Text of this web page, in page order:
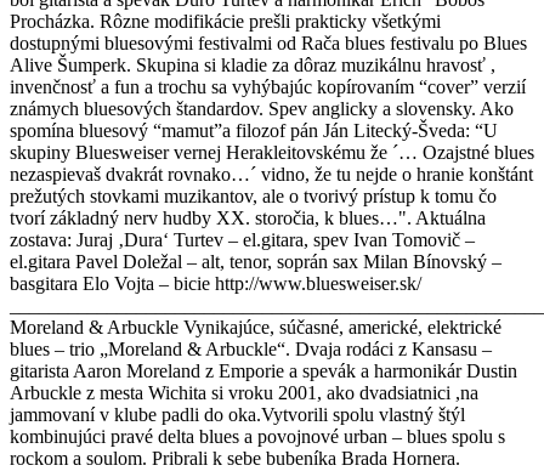
Procházka. Rôzne modifikácie prešli prakticky všetkými
dostupnými bluesovými festivalmi od Rača blues festivalu po Blues
Alive Šumperk. Skupina si kladie za dôraz muzikálnu hravosť ,
invenčnosť a fun a trochu sa vyhýbajúc kopírovaním “cover” verzií
známych bluesových štandardov. Spev anglicky a slovensky. Ako
spomína bluesový “mamut”a filozof pán Ján Litecký-Šveda: “U
skupiny Bluesweiser vernej Herakleitovskému že ´… Ozajstné blues
nezaspievaš dvakrát rovnako…´ vidno, že tu nejde o hranie konštánt
prežutých stovkami muzikantov, ale o tvorivý prístup k tomu čo
tvorí základný nerv hudby XX. storočia, k blues…". Aktuálna
zostava: Juraj ‚Dura‘ Turtev – el.gitara, spev Ivan Tomovič –
el.gitara Pavel Doležal – alt, tenor, soprán sax Milan Bínovský –
basgitara Elo Vojta – bicie http://www.bluesweiser.sk/
Moreland & Arbuckle Vynikajúce, súčasné, americké, elektrické
blues – trio „Moreland & Arbuckle“. Dvaja rodáci z Kansasu –
gitarista Aaron Moreland z Emporie a spevák a harmonikár Dustin
Arbuckle z mesta Wichita si vroku 2001, ako dvadsiatnici ,na
jammovaní v klube padli do oka.Vytvorili spolu vlastný štýl
kombinujúci pravé delta blues a povojnové urban – blues spolu s
rockom a soulom. Pribrali k sebe bubeníka Brada Hornera.